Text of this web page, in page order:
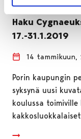
Haku
17.-31.1.2019
14 tammikuun,
Porin kaupungin
syksynä uusi
koulussa